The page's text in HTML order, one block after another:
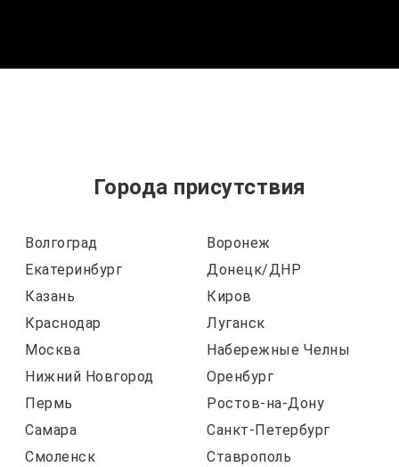
Города присутствия
Волгоград
Воронеж
Екатеринбург
Донецк/ДНР
Казань
Киров
Краснодар
Луганск
Москва
Набережные Челны
Нижний Новгород
Оренбург
Пермь
Ростов-на-Дону
Самара
Санкт-Петербург
Смоленск
Ставрополь